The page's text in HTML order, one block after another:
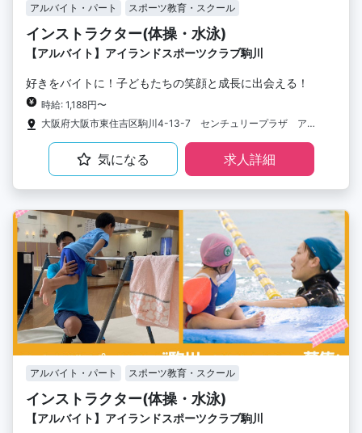
アルバイト・パート スポーツ教育・スクール
インストラクター(体操・水泳)
【アルバイト】アイランドスポーツクラブ駒川
好きをバイトに！子どもたちの笑顔と成長に出会える！
時給: 1,188円〜
大阪府大阪市東住吉区駒川4-13-7 センチュリープラザ アイランドスポーツクラブ駒川
気になる 求人詳細
アルバイト・パート スポーツ教育・スクール
インストラクター(体操・水泳)
【アルバイト】アイランドスポーツクラブ駒川